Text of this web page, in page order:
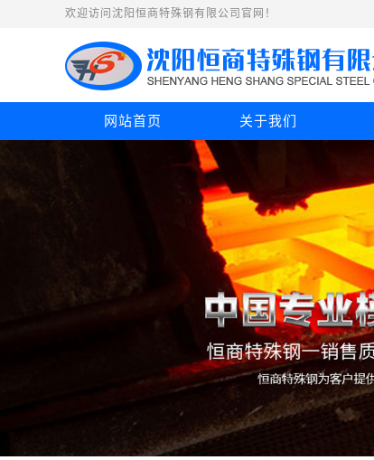
欢迎访问沈阳恒商特殊钢有限公司官网！
网站首页 关于我们